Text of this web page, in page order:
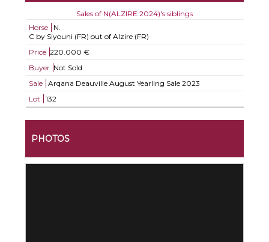
Sales of N(ALZIRE 2024)'s siblings
Horse
N.
C by Siyouni (FR) out of Alzire (FR)
Price 220.000 €
Buyer Not Sold
Sale
Arqana Deauville August Yearling Sale 2023
Lot
132
PHOTOS